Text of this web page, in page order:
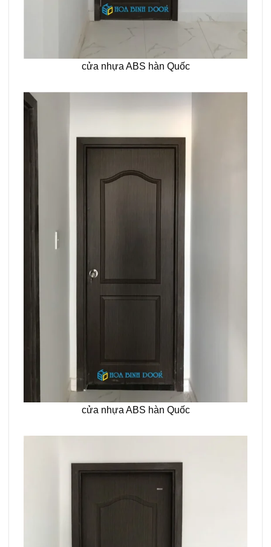
cửa nhựa ABS hàn Quốc
cửa nhựa ABS hàn Quốc